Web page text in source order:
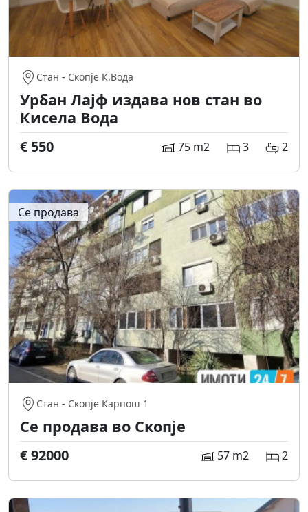
Стан - Скопје К.Вода
Урбан Лајф издава нов стан во
Кисела Вода
€ 550 75 m2 3 2
Се продава
Стан - Скопје Карпош 1
Се продава во Скопје
€ 92000 57 m2 2